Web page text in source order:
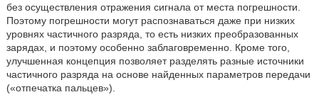
без осуществления отражения сигнала от места погрешности.
Поэтому погрешности могут распознаваться даже при низких
уровнях частичного разряда, то есть низких преобразованных
зарядах, и поэтому особенно заблаговременно. Кроме того,
улучшенная концепция позволяет разделять разные источники
частичного разряда на основе найденных параметров передачи
(«отпечатка пальцев»).